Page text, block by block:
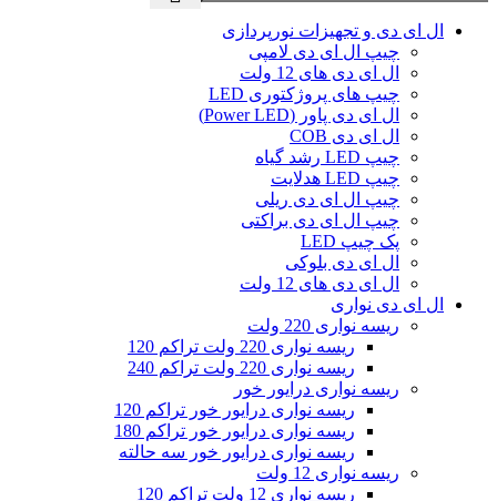
ال‌ ای‌ دی و تجهیزات نورپردازی
چیپ ال ای دی لامپی
ال ای دی‌ های 12 ولت
چیپ‌ های پروژکتوری LED
ال ای دی پاور (Power LED)
ال ای دی COB
چیپ‌ LED رشد گیاه
چیپ‌ LED هدلایت
چیپ ال ای دی ریلی
چیپ ال ای دی براکتی
پک چیپ LED
ال ای دی بلوکی
ال ای دی‌ های 12 ولت
ال ای دی‌ نواری
ریسه نواری 220 ولت
ریسه نواری 220 ولت تراکم 120
ریسه نواری 220 ولت تراکم 240
ریسه نواری درایور خور
ریسه نواری درایور خور تراکم 120
ریسه نواری درایور خور تراکم 180
ریسه نواری درایور خور سه حالته
ریسه نواری 12 ولت
ریسه نواری 12 ولت تراکم 120